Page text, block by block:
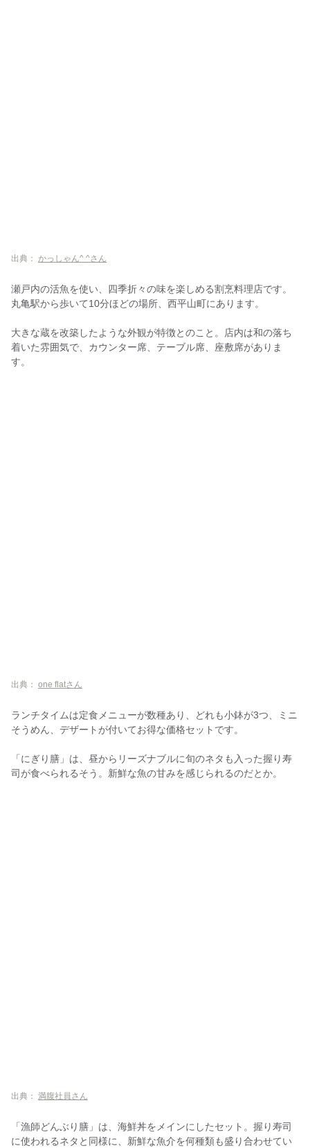
出典： かっしゃん^ ^さん
瀬戸内の活魚を使い、四季折々の味を楽しめる割烹料理店です。
丸亀駅から歩いて10分ほどの場所、西平山町にあります。
大きな蔵を改築したような外観が特徴とのこと。店内は和の落ち
着いた雰囲気で、カウンター席、テーブル席、座敷席がありま
す。
出典： one flatさん
ランチタイムは定食メニューが数種あり、どれも小鉢が3つ、ミニ
そうめん、デザートが付いてお得な価格セットです。
「にぎり膳」は、昼からリーズナブルに旬のネタも入った握り寿
司が食べられるそう。新鮮な魚の甘みを感じられるのだとか。
出典： 満腹社員さん
「漁師どんぶり膳」は、海鮮丼をメインにしたセット。握り寿司
に使われるネタと同様に、新鮮な魚介を何種類も盛り合わせてい